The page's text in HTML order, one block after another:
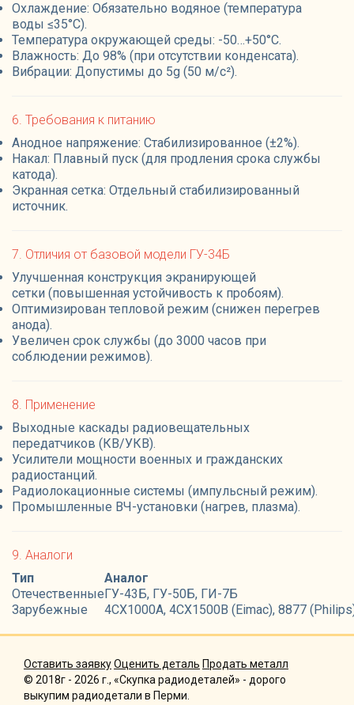
Охлаждение: Обязательно водяное (температура
воды ≤35°C).
Температура окружающей среды: -50…+50°C.
Влажность: До 98% (при отсутствии конденсата).
Вибрации: Допустимы до 5g (50 м/с²).
6. Требования к питанию
Анодное напряжение: Стабилизированное (±2%).
Накал: Плавный пуск (для продления срока службы
катода).
Экранная сетка: Отдельный стабилизированный
источник.
7. Отличия от базовой модели ГУ-34Б
Улучшенная конструкция экранирующей
сетки (повышенная устойчивость к пробоям).
Оптимизирован тепловой режим (снижен перегрев
анода).
Увеличен срок службы (до 3000 часов при
соблюдении режимов).
8. Применение
Выходные каскады радиовещательных
передатчиков (КВ/УКВ).
Усилители мощности военных и гражданских
радиостанций.
Радиолокационные системы (импульсный режим).
Промышленные ВЧ-установки (нагрев, плазма).
9. Аналоги
Тип
Аналог
ОтечественныеГУ-43Б, ГУ-50Б, ГИ-7Б
Зарубежные
4CX1000A, 4CX1500B (Eimac), 8877
Оставить заявкуОценить деталь Продать металл
© 2018г - 2026 г., «Скупка радиодеталей» - дорого
выкупим радиодетали в Перми.